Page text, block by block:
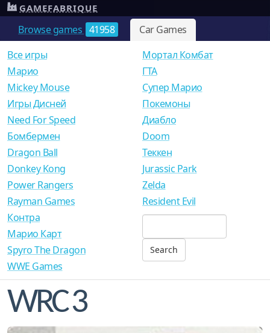
Browse games 41958 Car Games
GAMEFABRIQUE
Все игры
Mарио
Mickey Mouse
Игры Дисней
Need For Speed
Мортал Комбат
ГТА
Супер Марио
Покемоны
Диабло
Бомбермен
Dragon Ball
Donkey Kong
Power Rangers
Rayman Games
Doom
Теккен
Jurassic Park
Zelda
Resident Evil
Контра
Марио Карт
Spyro The Dragon
WWE Games
WRC 3